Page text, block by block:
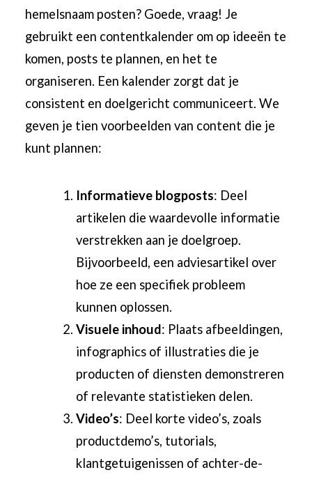
hemelsnaam posten? Goede, vraag! Je
gebruikt een contentkalender om op ideeën te
komen, posts te plannen, en het te
organiseren. Een kalender zorgt dat je
consistent en doelgericht communiceert. We
geven je tien voorbeelden van content die je
kunt plannen:
Informatieve blogposts: Deel
artikelen die waardevolle informatie
verstrekken aan je doelgroep.
Bijvoorbeeld, een adviesartikel over
hoe ze een specifiek probleem
kunnen oplossen.
Visuele inhoud: Plaats afbeeldingen,
infographics of illustraties die je
producten of diensten demonstreren
of relevante statistieken delen.
Video’s: Deel korte video’s, zoals
productdemo’s, tutorials,
klantgetuigenissen of achter-de-